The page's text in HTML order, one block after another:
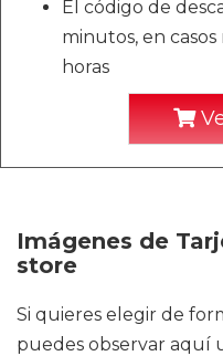
El código de
minutos, en
horas
Imágenes de
store
Si quieres elegir de
puedes observar aquí